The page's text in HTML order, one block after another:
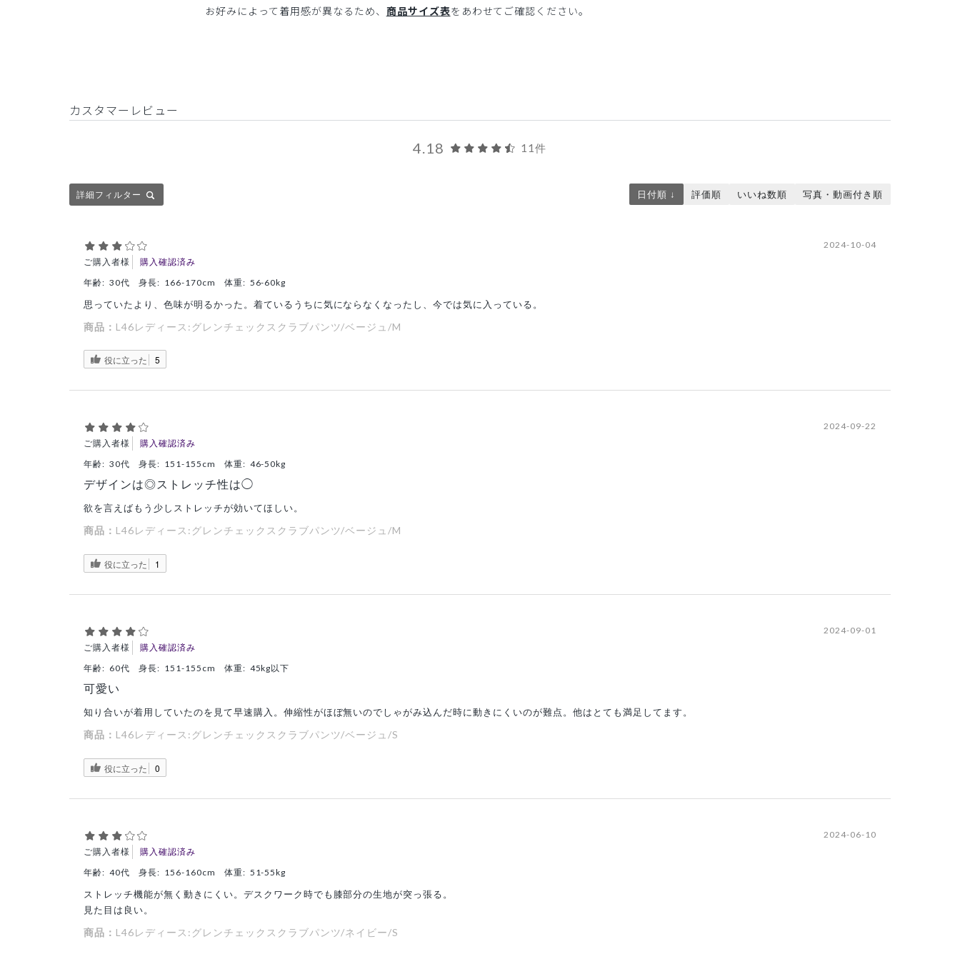
お好みによって着用感が異なるため、 商品サイズ表をあわせてご確認ください。
カスタマーレビュー
4.18 11件
詳細フィルター 日付順 ↓ 評価順 いいね数順 写真・動画付き順
ご購入者様 購入確認済み
2024-10-04
年齢: 30代 身長: 166-170cm 体重: 56-60kg
思っていたより、色味が明るかった。着ているうちに気にならなくなったし、今では気に入っている。
商品： L46レディース:グレンチェックスクラブパンツ/ベージュ/M
役に立った 5
ご購入者様 購入確認済み
2024-09-22
年齢: 30代 身長: 151-155cm 体重: 46-50kg
デザインは◎ストレッチ性は◯
欲を言えばもう少しストレッチが効いてほしい。
商品： L46レディース:グレンチェックスクラブパンツ/ベージュ/M
役に立った 1
ご購入者様 購入確認済み
2024-09-01
年齢: 60代 身長: 151-155cm 体重: 45kg以下
可愛い
知り合いが着用していたのを見て早速購入。伸縮性がほぼ無いのでしゃがみ込んだ時に動きにくいのが難点。他はとても満足してます。
商品： L46レディース:グレンチェックスクラブパンツ/ベージュ/S
役に立った 0
ご購入者様 購入確認済み
2024-06-10
年齢: 40代 身長: 156-160cm 体重: 51-55kg
ストレッチ機能が無く動きにくい。デスクワーク時でも膝部分の生地が突っ張る。
見た目は良い。
商品： L46レディース:グレンチェックスクラブパンツ/ネイビー/S